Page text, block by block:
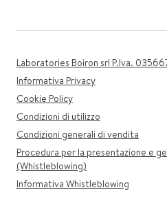
Laboratories Boiron srl P.Iva.
Informativa Privacy
Cookie Policy
Condizioni di utilizzo
Condizioni generali di vendita
Procedura per la presentazione e
(Whistleblowing)
Informativa Whistleblowing